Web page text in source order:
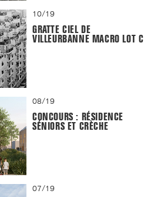
10/19
GRATTE CIEL DE
VILLEURBANNE MACRO LOT C
08/19
CONCOURS : RÉSIDENCE
SÉNIORS ET CRÈCHE
07/19